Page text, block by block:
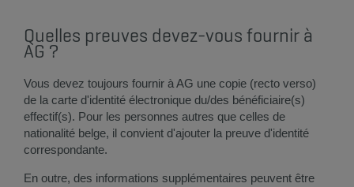
Quelles preuves devez-vous fournir à
AG ?
Vous devez toujours fournir à AG une copie (recto verso)
de la carte d'identité électronique du/des bénéficiaire(s)
effectif(s). Pour les personnes autres que celles de
nationalité belge, il convient d'ajouter la preuve d'identité
correspondante.
En outre, des informations supplémentaires peuvent être